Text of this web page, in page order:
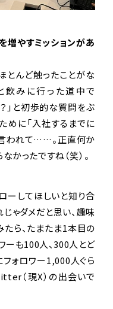
増やすミッションがあ
とんど触ったことがな
飲みに行った道中で
」と初歩的な質問をぶ
めに「入社するまでに
言われて……。正直何か
かったですね（笑）。
ーしてほしいと知り合
ゃダメだと思い、趣味
ら、たまたま1本目の
ーも100人、300人とど
ォロワー1,000人ぐら
（現X）の出会いで